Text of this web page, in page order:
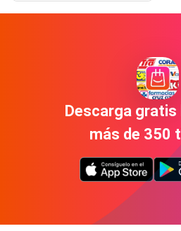
Descarga gratis
más de 350